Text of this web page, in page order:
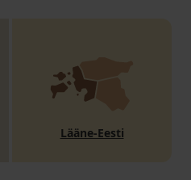
Lääne-Eesti